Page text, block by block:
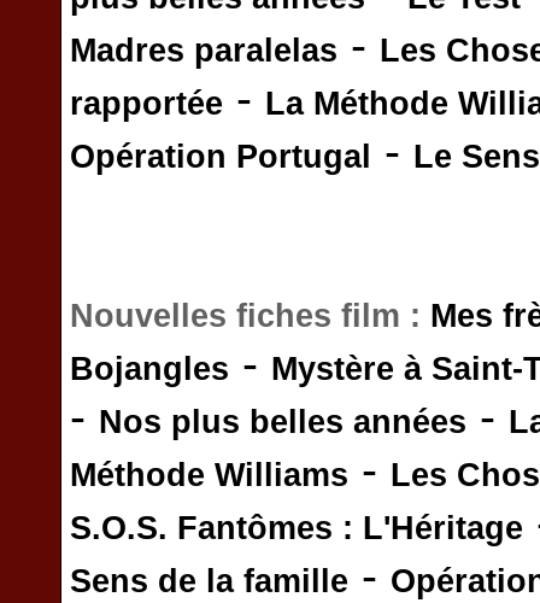
Madres paralelas - Les
rapportée - La Méthode
Opération Portugal
- Le
Nouvelles fiches film : Mes
Bojangles - Mystère à Saint-
- Nos plus belles années -
Méthode Williams - Les
S.O.S. Fantômes : L'Héritage
Sens de la famille -